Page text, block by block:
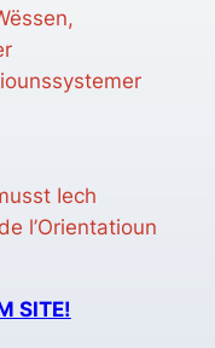
Iech
l’Orientatioun
SITE!